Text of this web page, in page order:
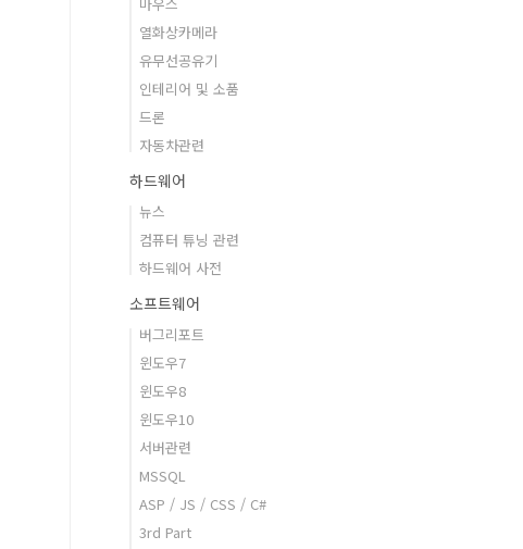
열화상카메라
유무선공유기
인테리어 및 소품
드론
자동차관련
하드웨어
뉴스
컴퓨터 튜닝 관련
하드웨어 사전
소프트웨어
버그리포트
윈도우7
윈도우8
윈도우10
서버관련
MSSQL
ASP / JS / CSS / C#
3rd Part